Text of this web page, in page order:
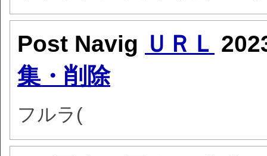
Post Navig ＵＲＬ
集・削除
フルラ(